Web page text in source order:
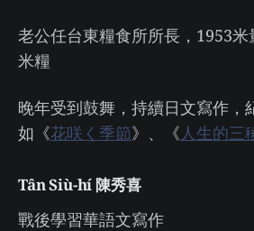
老公任台東糧食所所長，1953
米糧
晚年受到鼓舞，持續日文寫作，
如《花咲く季節》、《人生的三
Tân Siù-hí 陳秀喜
戰後學習華語文寫作